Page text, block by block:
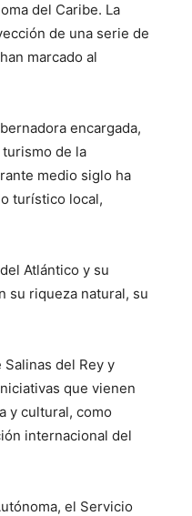
del Caribe. La
de una serie de
marcado al
encargada,
de la
medio siglo ha
turístico local,
Atlántico y su
su riqueza natural, su
del Rey y
que vienen
y cultural, como
internacional del
el Servicio